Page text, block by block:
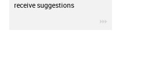
receive suggestions